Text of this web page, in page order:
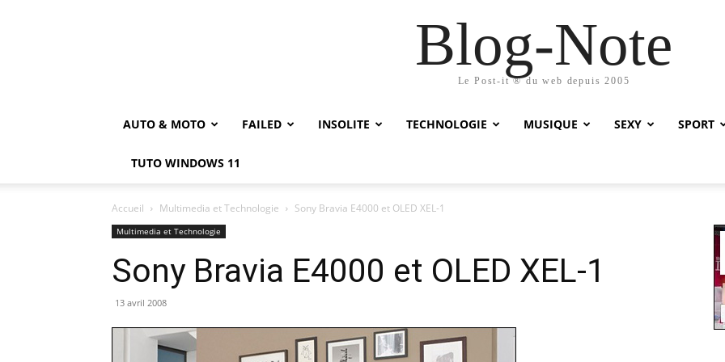
Blog-Note
Le Post-it ® du web depuis 2005
AUTO & MOTO FAILED INSOLITE TECHNOLOGIE MUSIQUE SEXY SPORT
TUTO WINDOWS 11
Accueil Multimedia et Technologie Sony Bravia E4000 et OLED XEL-1
Multimedia et Technologie
Sony Bravia E4000 et OLED XEL-1
13 avril 2008